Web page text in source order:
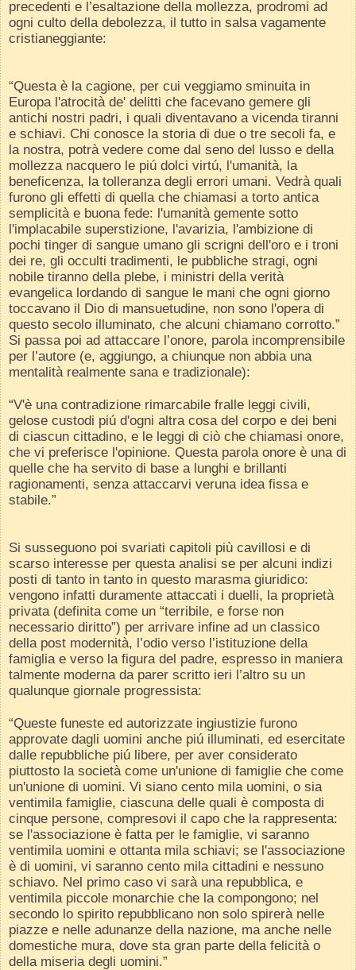
precedenti e l’esaltazione della mollezza, prodromi ad
ogni culto della debolezza, il tutto in salsa vagamente
cristianeggiante:
“Questa è la cagione, per cui veggiamo sminuita in
Europa l'atrocità de' delitti che facevano gemere gli
antichi nostri padri, i quali diventavano a vicenda tiranni
e schiavi. Chi conosce la storia di due o tre secoli fa, e
la nostra, potrà vedere come dal seno del lusso e della
mollezza nacquero le piú dolci virtú, l'umanità, la
beneficenza, la tolleranza degli errori umani. Vedrà quali
furono gli effetti di quella che chiamasi a torto antica
semplicità e buona fede: l'umanità gemente sotto
l'implacabile superstizione, l'avarizia, l'ambizione di
pochi tinger di sangue umano gli scrigni dell'oro e i troni
dei re, gli occulti tradimenti, le pubbliche stragi, ogni
nobile tiranno della plebe, i ministri della verità
evangelica lordando di sangue le mani che ogni giorno
toccavano il Dio di mansuetudine, non sono l'opera di
questo secolo illuminato, che alcuni chiamano corrotto.”
Si passa poi ad attaccare l’onore, parola incomprensibile
per l’autore (e, aggiungo, a chiunque non abbia una
mentalità realmente sana e tradizionale):
“V'è una contradizione rimarcabile fralle leggi civili,
gelose custodi piú d'ogni altra cosa del corpo e dei beni
di ciascun cittadino, e le leggi di ciò che chiamasi onore,
che vi preferisce l'opinione. Questa parola onore è una di
quelle che ha servito di base a lunghi e brillanti
ragionamenti, senza attaccarvi veruna idea fissa e
stabile.”
Si susseguono poi svariati capitoli più cavillosi e di
scarso interesse per questa analisi se per alcuni indizi
posti di tanto in tanto in questo marasma giuridico:
vengono infatti duramente attaccati i duelli, la proprietà
privata (definita come un “terribile, e forse non
necessario diritto”) per arrivare infine ad un classico
della post modernità, l’odio verso l’istituzione della
famiglia e verso la figura del padre, espresso in maniera
talmente moderna da parer scritto ieri l’altro su un
qualunque giornale progressista:
“Queste funeste ed autorizzate ingiustizie furono
approvate dagli uomini anche piú illuminati, ed esercitate
dalle repubbliche piú libere, per aver considerato
piuttosto la società come un'unione di famiglie che come
un'unione di uomini. Vi siano cento mila uomini, o sia
ventimila famiglie, ciascuna delle quali è composta di
cinque persone, compresovi il capo che la rappresenta:
se l'associazione è fatta per le famiglie, vi saranno
ventimila uomini e ottanta mila schiavi; se l'associazione
è di uomini, vi saranno cento mila cittadini e nessuno
schiavo. Nel primo caso vi sarà una repubblica, e
ventimila piccole monarchie che la compongono; nel
secondo lo spirito repubblicano non solo spirerà nelle
piazze e nelle adunanze della nazione, ma anche nelle
domestiche mura, dove sta gran parte della felicità o
della miseria degli uomini.”